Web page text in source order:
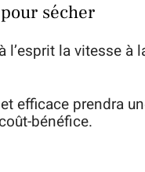
sécher
l’esprit la vitesse
efficace prendra
bénéfice.